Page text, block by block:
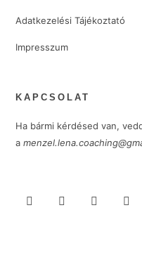
Adatkezelési Tájékoztató
Impresszum
KAPCSOLAT
Ha bármi kérdésed van,
a